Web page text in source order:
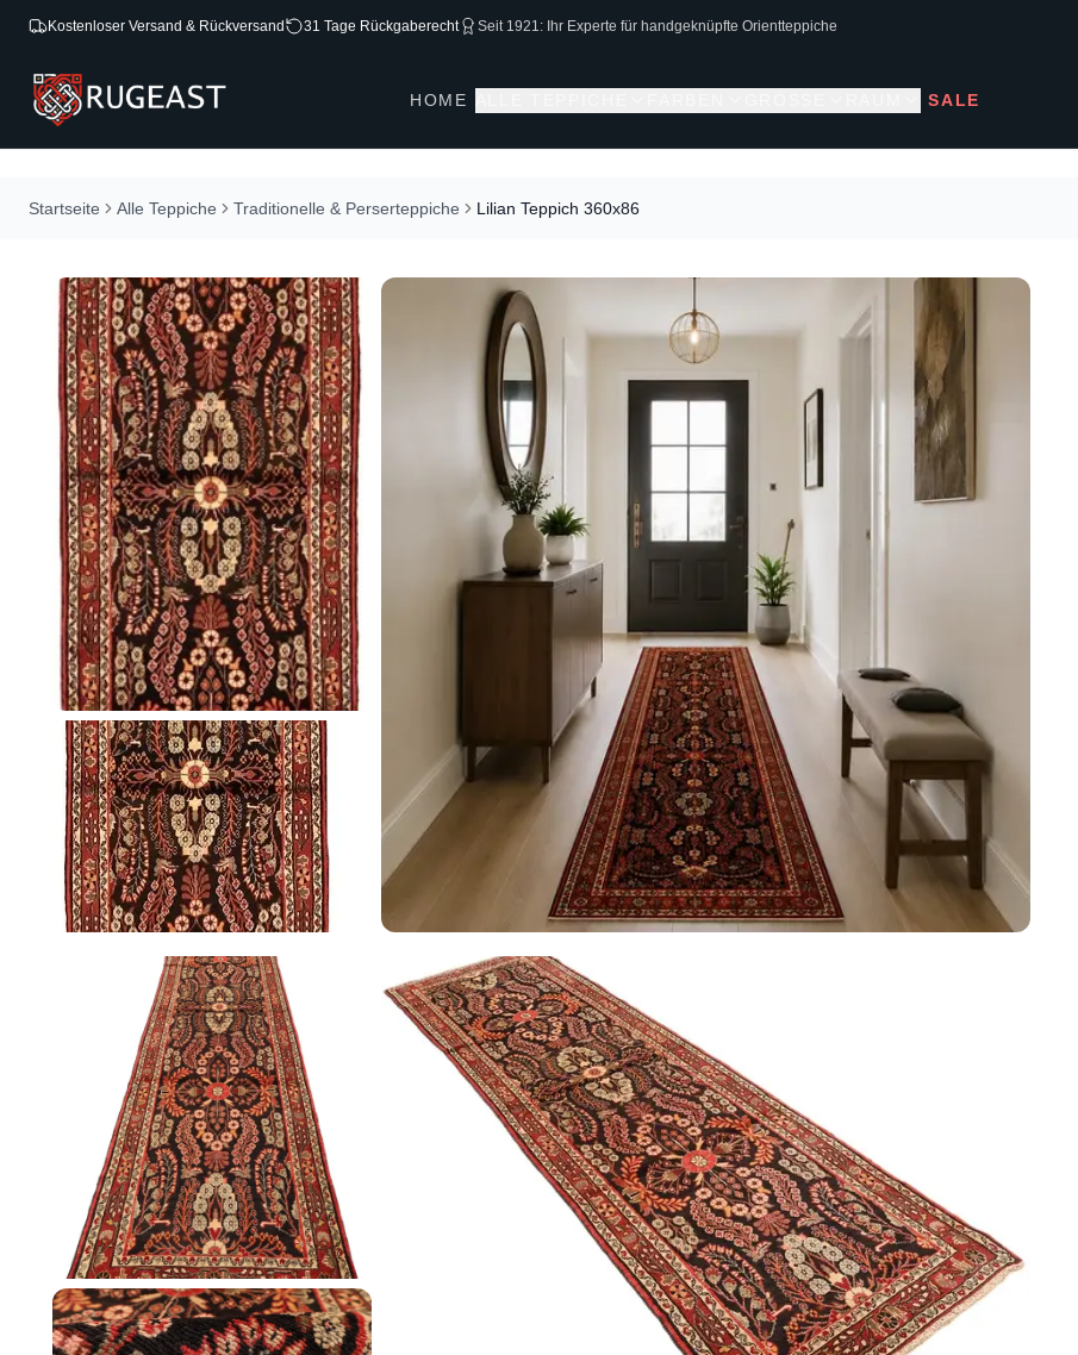
Kostenloser Versand & Rückversand 31 Tage Rückgaberecht Seit 1921: Ihr Experte für handgeknüpfte Orientteppiche
HOME SALE
Startseite Alle Teppiche Traditionelle & Perserteppiche Lilian Teppich 360x86